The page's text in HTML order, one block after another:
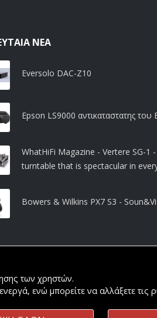
ΝΈΑ
Eversolo DAC-Z10
Epson LS9000 αντικαταστατης του
WhatHiFi Magazine - Vertere SG-1
turntable that is spectacular in
Bowers & Wilkins PX7 S3 -
των χρηστών.
ενώ μπορείτε να αλλάξετε